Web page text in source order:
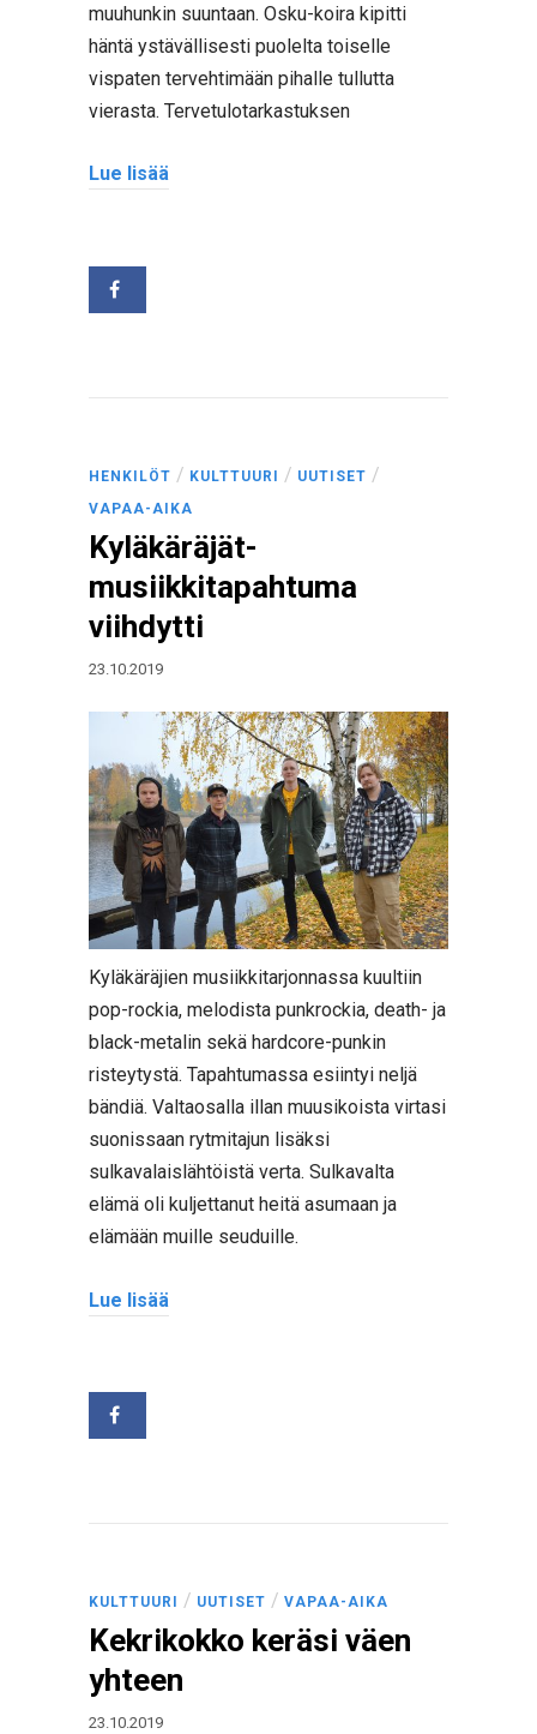
muuhunkin suuntaan. Osku-koira kipitti
häntä ystävällisesti puolelta toiselle
vispaten tervehtimään pihalle tullutta
vierasta. Tervetulotarkastuksen
Lue lisää
HENKILÖT / KULTTUURI / UUTISET /
VAPAA-AIKA
Kyläkäräjät-
musiikkitapahtuma
viihdytti
23.10.2019
Kyläkäräjien musiikkitarjonnassa kuultiin
pop-rockia, melodista punkrockia, death- ja
black-metalin sekä hardcore-punkin
risteytystä. Tapahtumassa esiintyi neljä
bändiä. Valtaosalla illan muusikoista virtasi
suonissaan rytmitajun lisäksi
sulkavalaislähtöistä verta. Sulkavalta
elämä oli kuljettanut heitä asumaan ja
elämään muille seuduille.
Lue lisää
KULTTUURI / UUTISET / VAPAA-AIKA
Kekrikokko keräsi väen
yhteen
23.10.2019